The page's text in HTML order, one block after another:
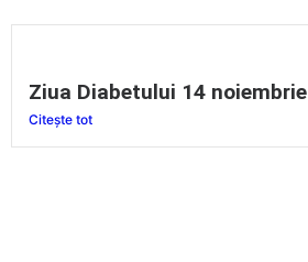
Ziua Diabetului 14 noiembrie
Citește tot